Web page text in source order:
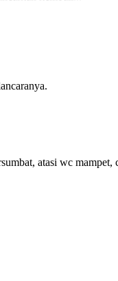
atasi wc mampet,